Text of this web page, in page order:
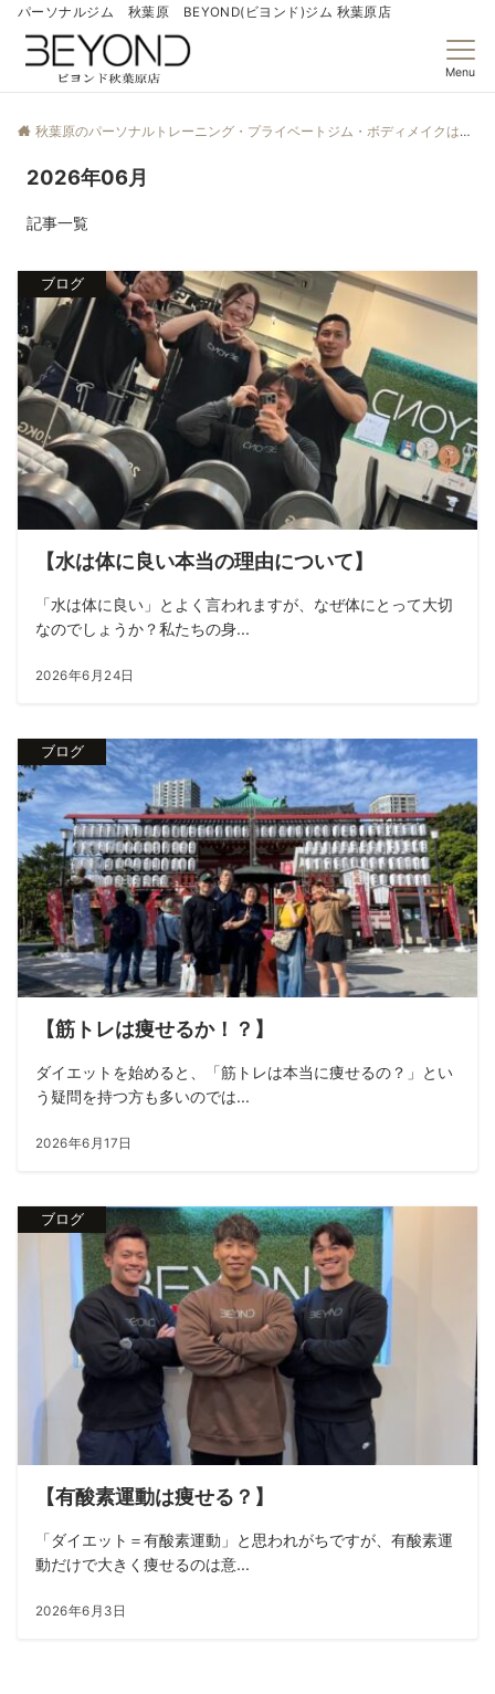
パーソナルジム 秋葉原 BEYOND(ビヨンド)ジム 秋葉原店
Menu
秋葉原のパーソナルトレーニング・プライベートジム・ボディメイクはBEYOND秋葉原店
2026年06月
記事一覧
ブログ
【水は体に良い本当の理由について】
「水は体に良い」とよく言われますが、なぜ体にとって大切
なのでしょうか？私たちの身...
2026年6月24日
ブログ
【筋トレは痩せるか！？】
ダイエットを始めると、「筋トレは本当に痩せるの？」とい
う疑問を持つ方も多いのでは...
2026年6月17日
ブログ
【有酸素運動は痩せる？】
「ダイエット＝有酸素運動」と思われがちですが、有酸素運
動だけで大きく痩せるのは意...
2026年6月3日